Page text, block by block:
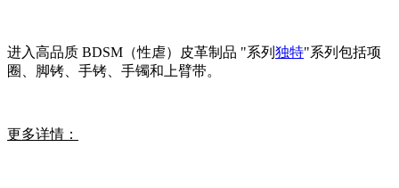
进入高品质 BDSM（性虐）皮革制品 "系列 独特"系列包括项
圈、脚铐、手铐、手镯和上臂带。
更多详情：